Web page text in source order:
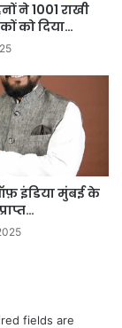
ने 1001 राखी
को दिया…
इंडिया मुंबई के
fields are